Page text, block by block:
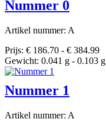
Nummer 0
Artikel nummer: A
Prijs: € 186.70 - € 384.99
Gewicht: 0.041 g - 0.103 g
Nummer 1
Artikel nummer: A